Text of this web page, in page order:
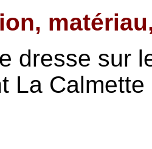
dresse sur
La